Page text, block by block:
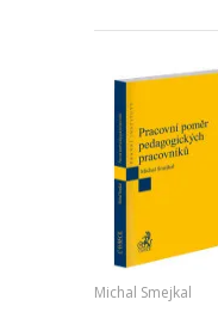
Michal Smejkal